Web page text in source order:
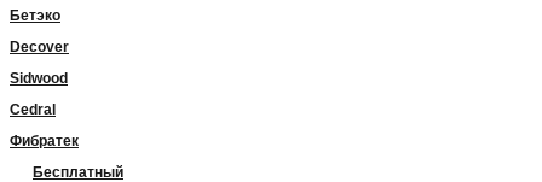
Бетэко
Decover
Sidwood
Cedral
Фибратек
Бесплатный